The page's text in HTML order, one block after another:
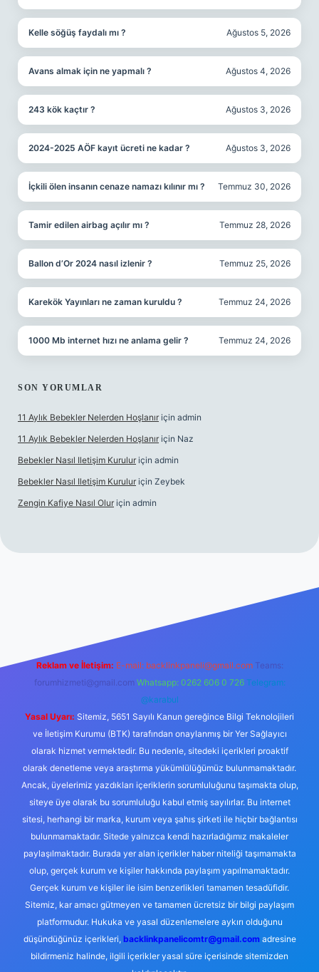
Kelle söğüş faydalı mı ? Ağustos 5, 2026
Avans almak için ne yapmalı ? Ağustos 4, 2026
243 kök kaçtır ? Ağustos 3, 2026
2024-2025 AÖF kayıt ücreti ne kadar ? Ağustos 3, 2026
İçkili ölen insanın cenaze namazı kılınır mı ? Temmuz 30, 2026
Tamir edilen airbag açılır mı ? Temmuz 28, 2026
Ballon d’Or 2024 nasıl izlenir ? Temmuz 25, 2026
Karekök Yayınları ne zaman kuruldu ? Temmuz 24, 2026
1000 Mb internet hızı ne anlama gelir ? Temmuz 24, 2026
SON YORUMLAR
11 Aylık Bebekler Nelerden Hoşlanır için admin
11 Aylık Bebekler Nelerden Hoşlanır için Naz
Bebekler Nasıl Iletişim Kurulur için admin
Bebekler Nasıl Iletişim Kurulur için Zeybek
Zengin Kafiye Nasıl Olur için admin
betexper
Reklam ve İletişim: E-mail: backlinkpaneli@gmail.com Teams:
forumhizmeti@gmail.com Whatsapp: 0262 606 0 726 Telegram:
@karabul
Yasal Uyarı: Sitemiz, 5651 Sayılı Kanun gereğince Bilgi Teknolojileri
ve İletişim Kurumu (BTK) tarafından onaylanmış bir Yer Sağlayıcı
olarak hizmet vermektedir. Bu nedenle, sitedeki içerikleri proaktif
olarak denetleme veya araştırma yükümlülüğümüz bulunmamaktadır.
Ancak, üyelerimiz yazdıkları içeriklerin sorumluluğunu taşımakta olup,
siteye üye olarak bu sorumluluğu kabul etmiş sayılırlar. Bu internet
sitesi, herhangi bir marka, kurum veya şahıs şirketi ile hiçbir bağlantısı
bulunmamaktadır. Sitede yalnızca kendi hazırladığımız makaleler
paylaşılmaktadır. Burada yer alan içerikler haber niteliği taşımamakta
olup, gerçek kurum ve kişiler hakkında paylaşım yapılmamaktadır.
Gerçek kurum ve kişiler ile isim benzerlikleri tamamen tesadüfidir.
Sitemiz, kar amacı gütmeyen ve tamamen ücretsiz bir bilgi paylaşım
platformudur. Hukuka ve yasal düzenlemelere aykırı olduğunu
düşündüğünüz içerikleri, backlinkpanelicomtr@gmail.comadresine
bildirmeniz halinde, ilgili içerikler yasal süre içerisinde sitemizden